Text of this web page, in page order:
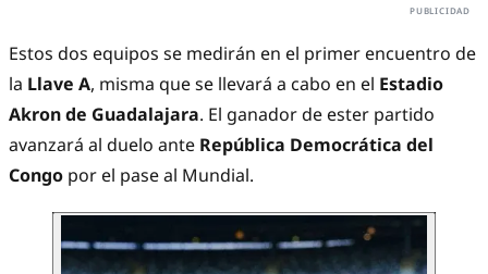
Estos dos equipos se medirán en el primer encuentro de
la Llave A, misma que se llevará a cabo en el Estadio
Akron de Guadalajara. El ganador de ester partido
avanzará al duelo ante República Democrática del
Congo por el pase al Mundial.